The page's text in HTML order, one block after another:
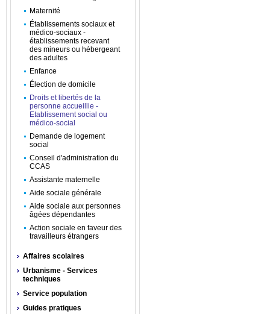
Maternité
Établissements sociaux et
médico-sociaux -
établissements recevant
des mineurs ou hébergeant
des adultes
Enfance
Élection de domicile
Droits et libertés de la
personne accueillie -
Etablissement social ou
médico-social
Demande de logement
social
Conseil d'administration du
CCAS
Assistante maternelle
Aide sociale générale
Aide sociale aux personnes
âgées dépendantes
Action sociale en faveur des
travailleurs étrangers
Affaires scolaires
Urbanisme - Services
techniques
Service population
Guides pratiques